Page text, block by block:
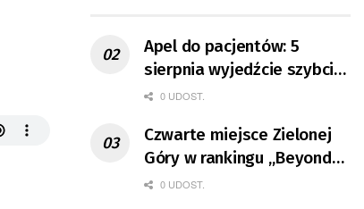
Apel do pacjentów: 5
sierpnia wyjedźcie szybciej
z domów
0 UDOST.
Czwarte miejsce Zielonej
Góry w rankingu „Beyond
the Hubs”
0 UDOST.